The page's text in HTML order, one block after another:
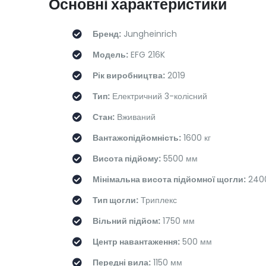
Основні характеристики
Бренд: Jungheinrich
Модель: EFG 216K
Рік виробництва: 2019
Тип: Електричний 3-колісний
Стан: Вживаний
Вантажопідйомність: 1600 кг
Висота підйому: 5500 мм
Мінімальна висота підйомної щогли:
Тип щогли: Триплекс
Вільний підйом: 1750 мм
Центр навантаження: 500 мм
Передні вила: 1150 мм